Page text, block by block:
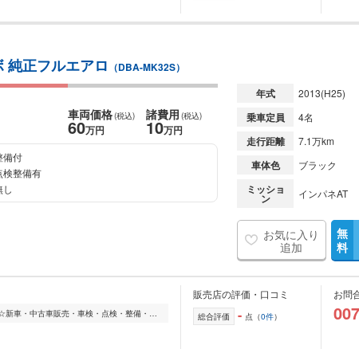
純正フルエアロ （DBA-MK32S）
車両価格(税込)
60万円
諸費用 (税込)
10万円
備付
検整備有
年式 2013(H25)
乗車定員 4名
走行距離 7.1万km
車体色 ブラック
ミッショ
ン インパネAT
お気に入り
追加
無
料
湯来温泉でおなじみ湯来町の株式会社ANです☆新車・中古車販売・車検・点検・整備・修理・鈑金塗装等なんでもお気軽にご相談ください。皆様のご来店をお待ちしております!
販売店の評価・口コミ
総合評価 - 点（0件）
お問